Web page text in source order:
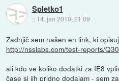
Spletko1
:: 14. jan 2010, 21:09
Zadnjič sem našen en link, ki
http://nsslabs.com/test-reports/
ali kdo ve koliko dodatki za IE8
čase si jih pridno dodajam - sem